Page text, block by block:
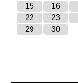
15
16
22
23
29
30